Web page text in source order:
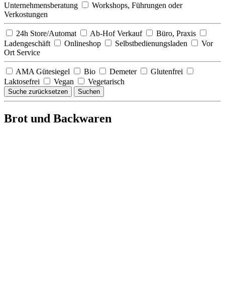
Unternehmensberatung
Workshops, Führungen oder
Verkostungen
24h Store/Automat Ab-Hof Verkauf
Büro, Praxis
Ladengeschäft
Onlineshop Selbstbedienungsladen
Vor
Ort Service
AMA Gütesiegel Bio Demeter
Glutenfrei
Laktosefrei
Vegan Vegetarisch
Suche zurücksetzen Suchen
Brot und Backwaren